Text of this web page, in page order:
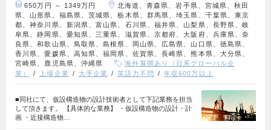
650万円 ～ 1349万円
北海道、青森県、岩手県、宮城県、秋田
県、山形県、福島県、茨城県、栃木県、群馬県、埼玉県、千葉県、東京
都、神奈川県、新潟県、富山県、石川県、福井県、山梨県、長野県、岐
阜県、静岡県、愛知県、三重県、滋賀県、京都府、大阪府、兵庫県、奈
良県、和歌山県、鳥取県、島根県、岡山県、広島県、山口県、徳島県、
香川県、愛媛県、高知県、福岡県、佐賀県、長崎県、熊本県、大分県、
宮崎県、鹿児島県、沖縄県
海外展開あり（日系グローバル企
業）
上場企業 大手企業 英語力不問 年収600万以上
■同社にて、仮設構造物の設計技術者として下記業務を担当
して頂きます。 【具体的な業務】 ・仮設構造物の設計・計
画 ・近接構造物…